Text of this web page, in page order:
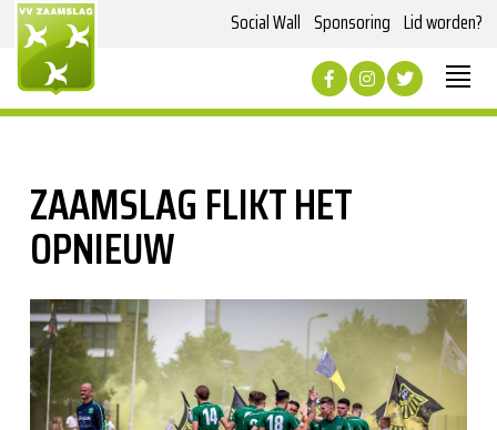
Social Wall Sponsoring Lid worden?
ZAAMSLAG FLIKT HET
OPNIEUW